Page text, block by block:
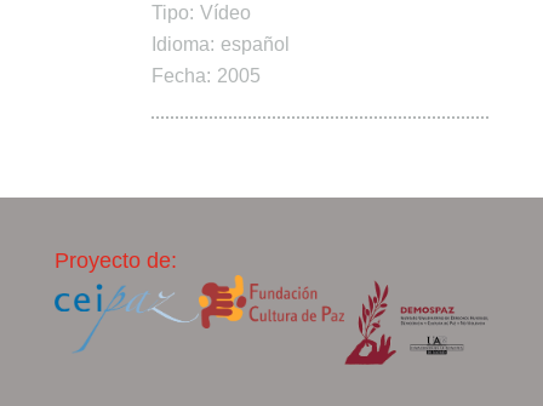
Tipo: Vídeo
Idioma: español
Fecha: 2005
Proyecto de: